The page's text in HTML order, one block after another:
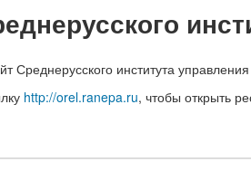
Среднерусского института
http://orel.ranepa.ru, чтобы открыть